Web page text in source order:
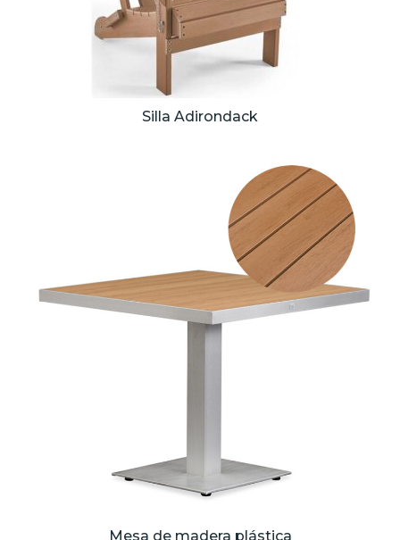
Silla Adirondack
Mesa de madera plástica